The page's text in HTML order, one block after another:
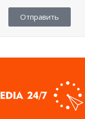
Отправить